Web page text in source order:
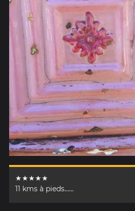
★★★★★
11 kms à pieds......